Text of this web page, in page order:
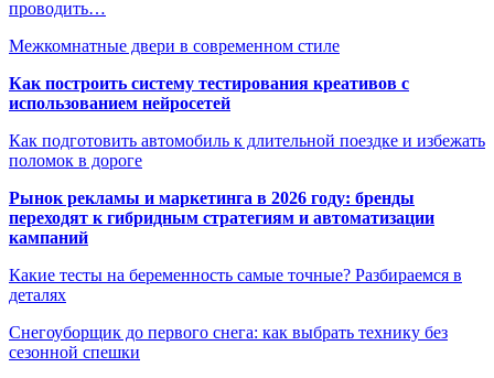
проводить…
Межкомнатные двери в современном стиле
Как построить систему тестирования креативов с
использованием нейросетей
Как подготовить автомобиль к длительной поездке и избежать
поломок в дороге
Рынок рекламы и маркетинга в 2026 году: бренды
переходят к гибридным стратегиям и автоматизации
кампаний
Какие тесты на беременность самые точные? Разбираемся в
деталях
Снегоуборщик до первого снега: как выбрать технику без
сезонной спешки